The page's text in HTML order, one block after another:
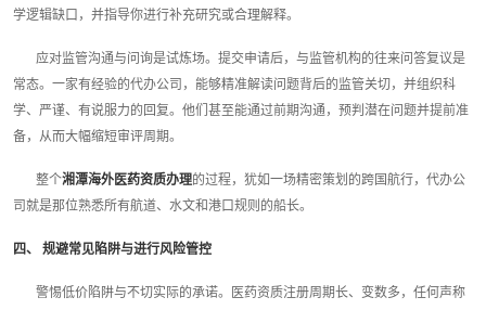
学逻辑缺口，并指导你进行补充研究或合理解释。
应对监管沟通与问询是试炼场。提交申请后，与监管机构的往来问答复议是
常态。一家有经验的代办公司，能够精准解读问题背后的监管关切，并组织科
学、严谨、有说服力的回复。他们甚至能通过前期沟通，预判潜在问题并提前准
备，从而大幅缩短审评周期。
整个湘潭海外医药资质办理的过程，犹如一场精密策划的跨国航行，代办公
司就是那位熟悉所有航道、水文和港口规则的船长。
四、 规避常见陷阱与进行风险管控
警惕低价陷阱与不切实际的承诺。医药资质注册周期长、变数多，任何声称